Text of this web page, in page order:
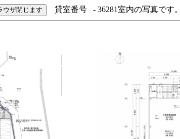
貸室番号 - 36281室内の写真です。